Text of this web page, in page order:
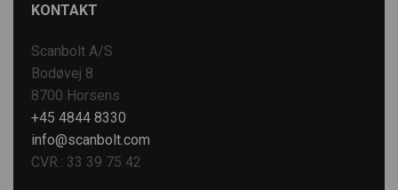
KONTAKT
Scanbolt A/S
Bodøvej 8
8700 Horsens
+45 4844 8330
info@scanbolt.com
CVR.: 33 39 75 42